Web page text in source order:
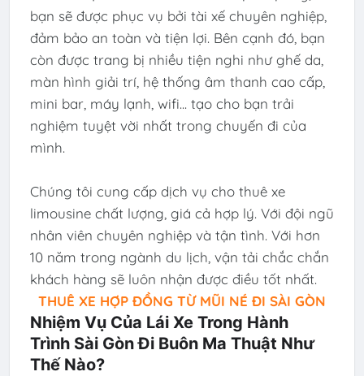
bạn sẽ được phục vụ bởi tài xế chuyên nghiệp,
đảm bảo an toàn và tiện lợi. Bên cạnh đó, bạn
còn được trang bị nhiều tiện nghi như ghế da,
màn hình giải trí, hệ thống âm thanh cao cấp,
mini bar, máy lạnh, wifi... tạo cho bạn trải
nghiệm tuyệt vời nhất trong chuyến đi của
mình.
Chúng tôi cung cấp dịch vụ cho thuê xe
limousine chất lượng, giá cả hợp lý. Với đội ngũ
nhân viên chuyên nghiệp và tận tình. Với hơn
10 năm trong ngành du lịch, vận tải chắc chắn
khách hàng sẽ luôn nhận được điều tốt nhất.
THUÊ XE HỢP ĐỒNG TỪ MŨI NÉ ĐI SÀI GÒN
Nhiệm Vụ Của Lái Xe Trong Hành
Trình Sài Gòn Đi Buôn Ma Thuật Như
Thế Nào?